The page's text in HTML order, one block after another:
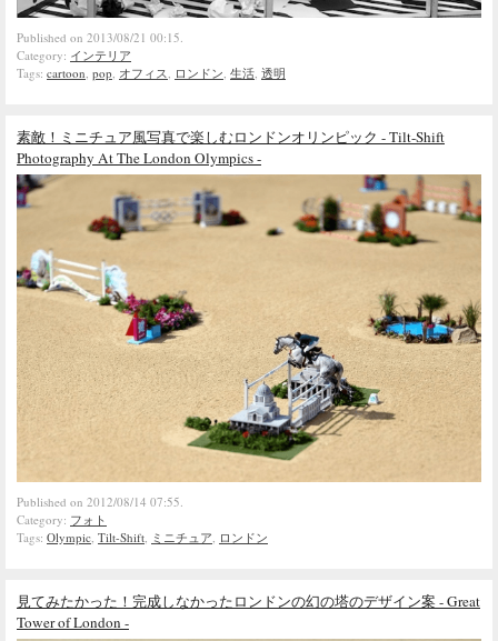
Published on 2013/08/21 00:15.
Category: インテリア
Tags: cartoon, pop, オフィス, ロンドン, 生活, 透明
素敵！ミニチュア風写真で楽しむロンドンオリンピック - Tilt-Shift
Photography At The London Olympics -
Published on 2012/08/14 07:55.
Category: フォト
Tags: Olympic, Tilt-Shift, ミニチュア, ロンドン
見てみたかった！完成しなかったロンドンの幻の塔のデザイン案 - Great
Tower of London -